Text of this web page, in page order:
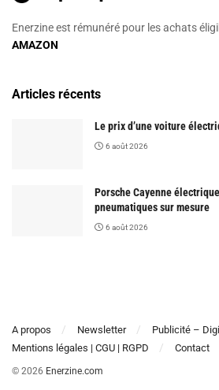
Enerzine est rémunéré pour les achats
AMAZON
Articles récents
Le prix d’une voiture
6 août 2026
Porsche Cayenne
pneumatiques sur mesure
6 août 2026
A propos Newsletter
Publicité –
Mentions légales | CGU | RGPD
Contact
© 2026 Enerzine.com